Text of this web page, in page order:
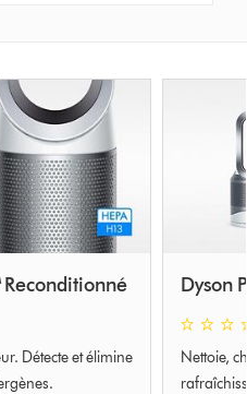
Reconditionné
Détecte et élimine
Dyson
0 étoiles
Nettoie,